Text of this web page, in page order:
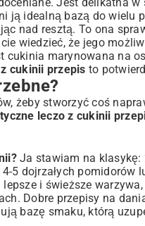
ją idealną bazą do wielu
nad resztą. To ona
wiedzieć, że jego
cukinia marynowana na
cukinii przepis to
żeby stworzyć coś
leczo z cukinii
Ja stawiam na klasykę:
5 dojrzałych
i świeższe
Dobre przepisy na
bazę smaku, którą